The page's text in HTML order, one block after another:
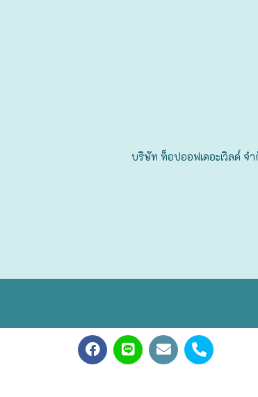
บริษัท ท็อปออฟเดอะเวิลด์ จ